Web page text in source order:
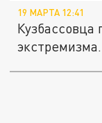
19 МАРТА 12:41
Кузбассовца
экстремизма.